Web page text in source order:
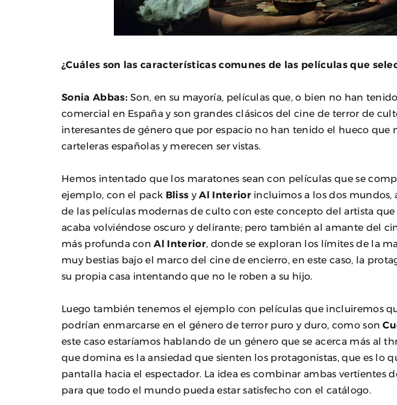
¿Cuáles son las características comunes de las películas que
Sonia Abbas: Son, en su mayoría, películas que, o bien no han
comercial en España y son grandes clásicos del cine de terror de
interesantes de género que por espacio no han tenido el hueco que
carteleras españolas y merecen ser vistas.
Hemos intentado que los maratones sean con películas que se
ejemplo, con el pack Bliss y Al Interiorincluimos a los dos mundos,
de las películas modernas de culto con este concepto del artista que
acaba volviéndose oscuro y delirante; pero también al amante del
más profunda con Al Interior, donde se exploran los límites de la
muy bestias bajo el marco del cine de encierro, en este caso, la
su propia casa intentando que no le roben a su hijo.
Luego también tenemos el ejemplo con películas que incluiremos
podrían enmarcarse en el género de terror puro y duro, como son
este caso estaríamos hablando de un género que se acerca más al
que domina es la ansiedad que sienten los protagonistas, que es lo
pantalla hacia el espectador. La idea es combinar ambas vertientes
para que todo el mundo pueda estar satisfecho con el catálogo.